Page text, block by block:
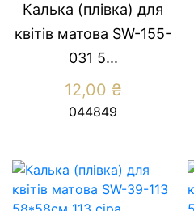
Калька (плівка) для
квітів матова SW-155-
031 5...
12,00 ₴
044849